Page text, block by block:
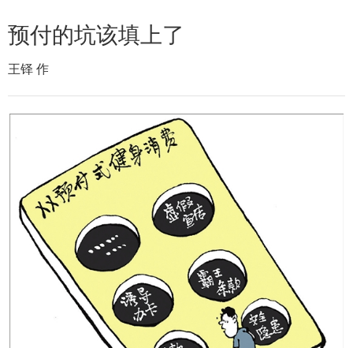
预付的坑该填上了
王铎 作